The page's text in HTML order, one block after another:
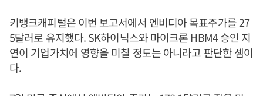
키뱅크캐피털은 이번 보고서에서 엔비디아 목표주가를 27
5달러로 유지했다. SK하이닉스와 마이크론 HBM4 승인 지
연이 기업가치에 영향을 미칠 정도는 아니라고 판단한 셈이
다.